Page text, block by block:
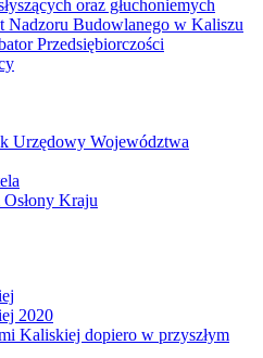
2020
Kaliskiej dopiero w przyszłym